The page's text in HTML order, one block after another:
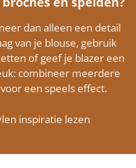
dan alleen een detail
van je blouse, gebruik
of geef je blazer een
combineer meerdere
een speels effect.
inspiratie lezen